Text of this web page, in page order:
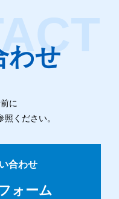
わせ
に
照ください。
合わせ
ォーム